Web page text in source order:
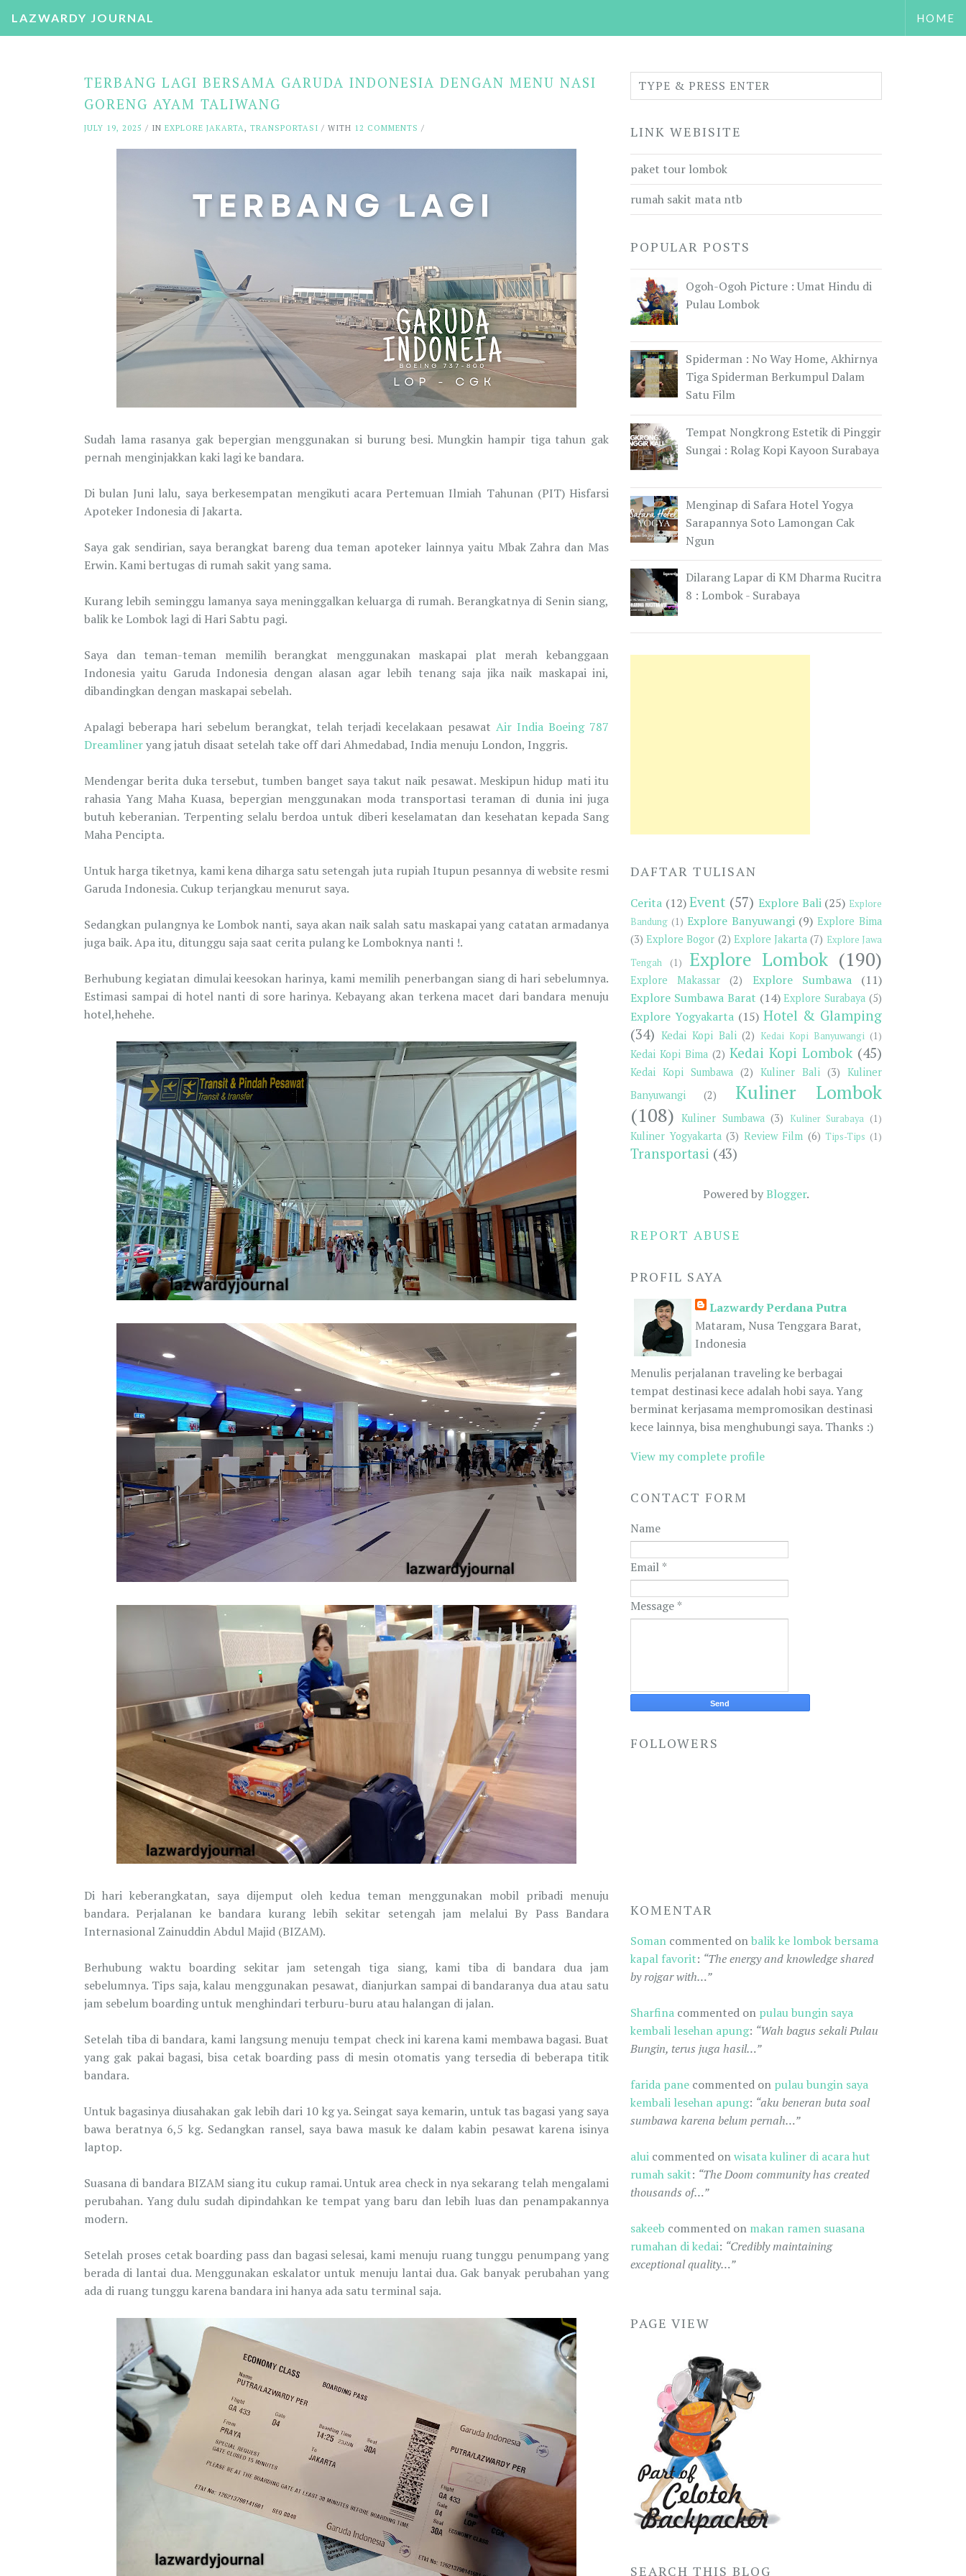
LAZWARDY JOURNAL HOME
TERBANG LAGI BERSAMA GARUDA INDONESIA DENGAN MENU NASI
GORENG AYAM TALIWANG
JULY 19, 2025 / IN EXPLORE JAKARTA, TRANSPORTASI / WITH 12 COMMENTS /
Sudah lama rasanya gak bepergian menggunakan si burung besi. Mungkin hampir tiga tahun gak
pernah menginjakkan kaki lagi ke bandara.
Di bulan Juni lalu, saya berkesempatan mengikuti acara Pertemuan Ilmiah Tahunan (PIT) Hisfarsi
Apoteker Indonesia di Jakarta.
Saya gak sendirian, saya berangkat bareng dua teman apoteker lainnya yaitu Mbak Zahra dan Mas
Erwin. Kami bertugas di rumah sakit yang sama.
Kurang lebih seminggu lamanya saya meninggalkan keluarga di rumah. Berangkatnya di Senin siang,
balik ke Lombok lagi di Hari Sabtu pagi.
Saya dan teman-teman memilih berangkat menggunakan maskapai plat merah kebanggaan
Indonesia yaitu Garuda Indonesia dengan alasan agar lebih tenang saja jika naik maskapai ini,
dibandingkan dengan maskapai sebelah.
Apalagi beberapa hari sebelum berangkat, telah terjadi kecelakaan pesawatAir India Boeing 787
Dreamlineryang jatuh disaat setelah take off dari Ahmedabad, India menuju London, Inggris.
Mendengar berita duka tersebut, tumben banget saya takut naik pesawat. Meskipun hidup mati itu
rahasia Yang Maha Kuasa, bepergian menggunakan moda transportasi teraman di dunia ini juga
butuh keberanian. Terpenting selalu berdoa untuk diberi keselamatan dan kesehatan kepada Sang
Maha Pencipta.
Untuk harga tiketnya, kami kena diharga satu setengah juta rupiah Itupun pesannya di website resmi
Garuda Indonesia. Cukup terjangkau menurut saya.
Sedangkan pulangnya ke Lombok nanti, saya akan naik salah satu maskapai yang catatan armadanya
juga baik. Apa itu, ditunggu saja saat cerita pulang ke Lomboknya nanti !.
Berhubung kegiatan dimulai keesokan harinya, kami memilih penerbangan siang di hari sebelumnya.
Estimasi sampai di hotel nanti di sore harinya. Kebayang akan terkena macet dari bandara menuju
hotel,hehehe.
Di hari keberangkatan, saya dijemput oleh kedua teman menggunakan mobil pribadi menuju
bandara. Perjalanan ke bandara kurang lebih sekitar setengah jam melalui By Pass Bandara
Internasional Zainuddin Abdul Majid (BIZAM).
Berhubung waktu boarding sekitar jam setengah tiga siang, kami tiba di bandara dua jam
sebelumnya. Tips saja, kalau menggunakan pesawat, dianjurkan sampai di bandaranya dua atau satu
jam sebelum boarding untuk menghindari terburu-buru atau halangan di jalan.
Setelah tiba di bandara, kami langsung menuju tempat check ini karena kami membawa bagasi. Buat
yang gak pakai bagasi, bisa cetak boarding pass di mesin otomatis yang tersedia di beberapa titik
bandara.
Untuk bagasinya diusahakan gak lebih dari 10 kg ya. Seingat saya kemarin, untuk tas bagasi yang saya
bawa beratnya 6,5 kg. Sedangkan ransel, saya bawa masuk ke dalam kabin pesawat karena isinya
laptop.
Suasana di bandara BIZAM siang itu cukup ramai. Untuk area check in nya sekarang telah mengalami
perubahan. Yang dulu sudah dipindahkan ke tempat yang baru dan lebih luas dan penampakannya
modern.
Setelah proses cetak boarding pass dan bagasi selesai, kami menuju ruang tunggu penumpang yang
berada di lantai dua. Menggunakan eskalator untuk menuju lantai dua. Gak banyak perubahan yang
ada di ruang tunggu karena bandara ini hanya ada satu terminal saja.
LINK WEBISITE
paket tour lombok
rumah sakit mata ntb
POPULAR POSTS
Ogoh-Ogoh Picture : Umat Hindu di
Pulau Lombok
Spiderman : No Way Home, Akhirnya
Tiga Spiderman Berkumpul Dalam
Satu Film
Tempat Nongkrong Estetik di Pinggir
Sungai : Rolag Kopi Kayoon Surabaya
Menginap di Safara Hotel Yogya
Sarapannya Soto Lamongan Cak
Ngun
Dilarang Lapar di KM Dharma Rucitra
8 : Lombok - Surabaya
DAFTAR TULISAN
Cerita (12) Event (57) Explore Bali (25) Explore
Bandung (1) Explore Banyuwangi (9) Explore Bima
(3) Explore Bogor (2) Explore Jakarta (7) Explore Jawa
Tengah
(1) Explore Lombok (190)
Explore Makassar (2) Explore Sumbawa
(11)
Explore Sumbawa Barat (14) Explore Surabaya (5)
Explore Yogyakarta (15) Hotel & Glamping
(34) Kedai Kopi Bali (2) Kedai Kopi Banyuwangi (1)
Kedai Kopi Bima (2) Kedai Kopi Lombok (45)
Kedai Kopi Sumbawa (2) Kuliner Bali (3) Kuliner
Banyuwangi
(2)
Kuliner Lombok
(108)
Kuliner Sumbawa (3) Kuliner Surabaya (1)
Kuliner Yogyakarta (3) Review Film (6) Tips-Tips (1)
Transportasi (43)
Powered byBlogger.
REPORT ABUSE
PROFIL SAYA
Lazwardy Perdana Putra
Mataram, Nusa Tenggara Barat,
Indonesia
Menulis perjalanan traveling ke berbagai
tempat destinasi kece adalah hobi saya. Yang
berminat kerjasama mempromosikan destinasi
kece lainnya, bisa menghubungi saya. Thanks :)
View my complete profile
CONTACT FORM
Name
Email *
Message *
FOLLOWERS
KOMENTAR
Somancommented onbalik ke lombok bersama
kapal favorit: “The energy and knowledge shared
by rojgar with…”
Sharfinacommented on pulau bungin saya
kembali lesehan apung: “Wah bagus sekali Pulau
Bungin, terus juga hasil…”
farida panecommented on pulau bungin saya
kembali lesehan apung: “aku beneran buta soal
sumbawa karena belum pernah…”
aluicommented onwisata kuliner di acara hut
rumah sakit: “The Doom community has created
thousands of…”
sakeeb commented on makan ramen suasana
rumahan di kedai: “Credibly maintaining
exceptional quality…”
PAGE VIEW
SEARCH THIS BLOG